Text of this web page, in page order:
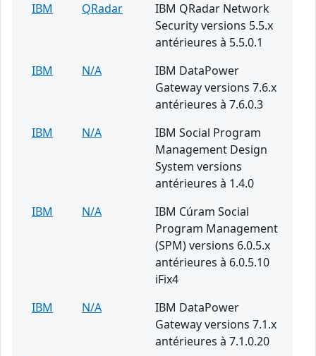
IBM
QRadar
IBM QRadar Network
Security versions 5.5.x
antérieures à 5.5.0.1
IBM
N/A
IBM DataPower
Gateway versions 7.6.x
antérieures à 7.6.0.3
IBM
N/A
IBM Social Program
Management Design
System versions
antérieures à 1.4.0
IBM
N/A
IBM Cúram Social
Program Management
(SPM) versions 6.0.5.x
antérieures à 6.0.5.10
iFix4
IBM
N/A
IBM DataPower
Gateway versions 7.1.x
antérieures à 7.1.0.20